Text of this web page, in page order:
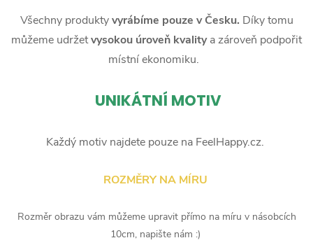
Všechny produktyvyrábíme pouze v Česku. Díky tomu
můžeme udržetvysokou úroveň kvalitya zároveň podpořit
místní ekonomiku.
UNIKÁTNÍ MOTIV
Každý motiv najdete pouze na FeelHappy.cz.
ROZMĚRY NA MÍRU
Rozměr obrazu vám můžeme upravit přímo na míru v násobcích
10cm, napište nám :)